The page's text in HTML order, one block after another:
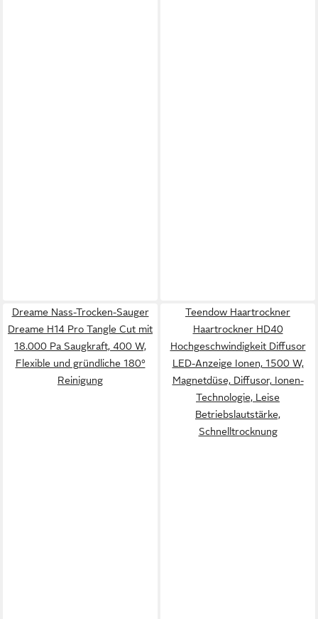
Dreame Nass-Trocken-Sauger
Dreame H14 Pro Tangle Cut mit
18.000 Pa Saugkraft, 400 W,
Flexible und gründliche 180°
Reinigung
Teendow Haartrockner
Haartrockner HD40
Hochgeschwindigkeit Diffusor
LED-Anzeige Ionen, 1500 W,
Magnetdüse, Diffusor, Ionen-
Technologie, Leise
Betriebslautstärke,
Schnelltrocknung